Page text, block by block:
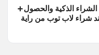
الذكية والحصول
شراء لاب توب من راية